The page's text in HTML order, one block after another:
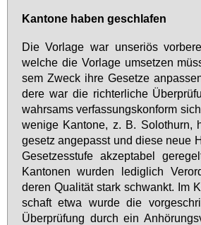
Kan­to­ne ha­ben ge­schla­fen
Die Vor­la­ge war un­se­ri­ös
wel­che die Vor­la­ge um­set­zen
sem Zweck ih­re Ge­set­ze
de­re war die rich­ter­li­che
wahr­sams ver­fas­sungs­kon­form
we­ni­ge Kan­to­ne, z. B. So­lo­thurn,
ge­setz an­ge­passt und die­se neue
Ge­set­zes­stu­fe ak­zep­ta­bel
Kan­to­nen wur­den le­dig­lich
de­ren Qua­li­tät stark schwankt. Im
schaft et­wa wur­de die
Über­prü­fung durch ein